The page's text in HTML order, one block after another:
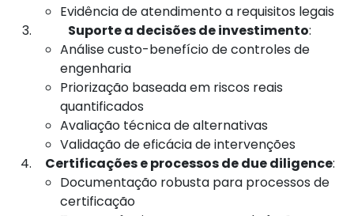
Evidência de atendimento a requisitos legais
Suporte a decisões de investimento:
Análise custo-benefício de controles de
engenharia
Priorização baseada em riscos reais
quantificados
Avaliação técnica de alternativas
Validação de eficácia de intervenções
Certificações e processos de due diligence:
Documentação robusta para processos de
certificação